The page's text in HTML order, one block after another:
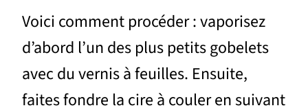
Voici comment procéder : vaporisez
d’abord l’un des plus petits gobelets
avec du vernis à feuilles. Ensuite,
faites fondre la cire à couler en suivant